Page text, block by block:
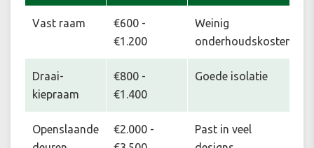
Vast raam
€600 -
€1.200
Weinig
onderhoudskosten
Draai-
kiepraam
€800 -
€1.400
Goede isolatie
Openslaande
€2.000 -
Past in veel